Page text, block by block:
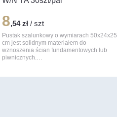
8,54 zł / szt
Pustak szalunkowy o wymiarach 50x24x25
cm jest solidnym materiałem do
wznoszenia ścian fundamentowych lub
piwnicznych.…